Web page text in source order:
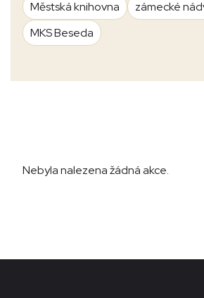
Městská knihovna
zámecké
MKS Beseda
Nebyla nalezena žádná akce.